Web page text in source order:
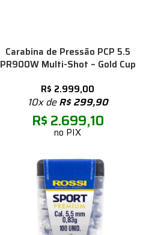
Carabina de Pressão PCP 5.5
PR900W Multi-Shot – Gold Cup
R$ 2.999,00
10x deR$299,90
R$ 2.699,10
no PIX